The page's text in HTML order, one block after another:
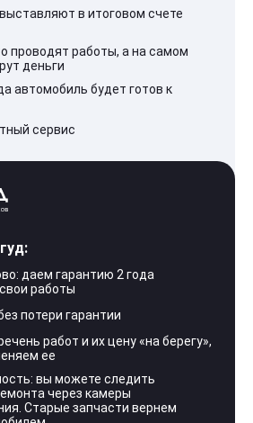
в итоговом счете
проводят работы, а на самом
деньги
автомобиль будет готов к
сервис
даем гарантию 2 года
работы
потери гарантии
работ и их цену «на берегу»,
ее
вы можете следить
через камеры
Старые запчасти вернем